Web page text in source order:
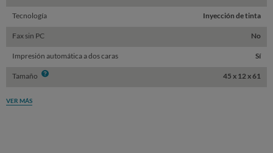
Tecnología Inyección de tinta
Fax sin PC No
Impresión automática a dos caras Sí
Tamaño Info 45 x 12 x 61
VER MÁS